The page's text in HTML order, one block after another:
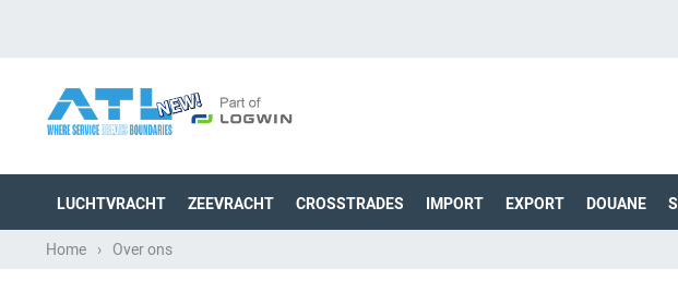
LUCHTVRACHT ZEEVRACHT CROSSTRADES IMPORT EXPORT DOUANE
Home › Over ons